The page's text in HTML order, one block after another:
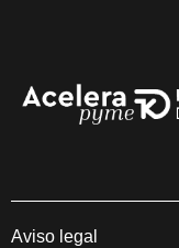
Aviso legal